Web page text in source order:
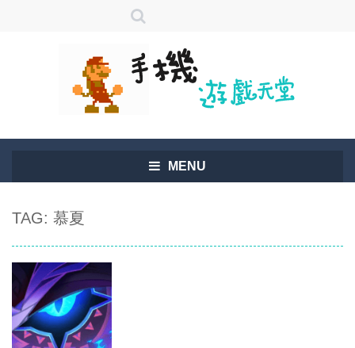
MENU
TAG: 慕夏